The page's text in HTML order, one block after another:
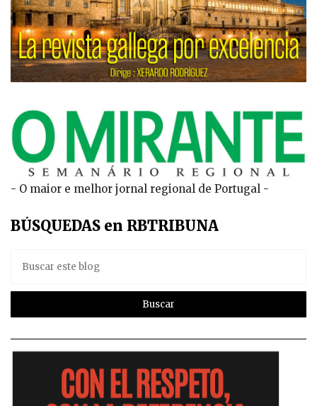
- O maior e melhor jornal regional de Portugal -
BÚSQUEDAS en RBTRIBUNA